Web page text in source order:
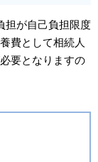
担が自己負担限度
費として相続人
要となりますの